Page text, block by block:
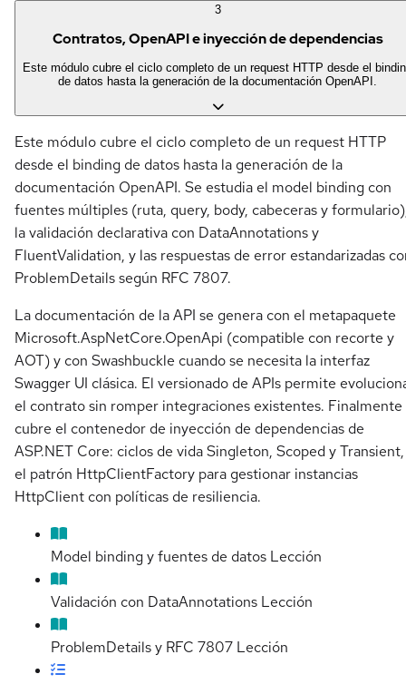
3
Contratos, OpenAPI e inyección de dependencias
Este módulo cubre el ciclo completo de un request HTTP desde el
de datos hasta la generación de la documentación OpenAPI.
Este módulo cubre el ciclo completo de un request HTTP
desde el binding de datos hasta la generación de la
documentación OpenAPI. Se estudia el model binding con
fuentes múltiples (ruta, query, body, cabeceras y
la validación declarativa con DataAnnotations y
FluentValidation, y las respuestas de error estandarizadas
ProblemDetails según RFC 7807.
La documentación de la API se genera con el metapaquete
Microsoft.AspNetCore.OpenApi (compatible con recorte y
AOT) y con Swashbuckle cuando se necesita la interfaz
Swagger UI clásica. El versionado de APIs permite
el contrato sin romper integraciones existentes. Finalmente
cubre el contenedor de inyección de dependencias de
ASP.NET Core: ciclos de vida Singleton, Scoped y
el patrón HttpClientFactory para gestionar instancias
HttpClient con políticas de resiliencia.
Model binding y fuentes de datos Lección
Validación con DataAnnotations Lección
ProblemDetails y RFC 7807 Lección